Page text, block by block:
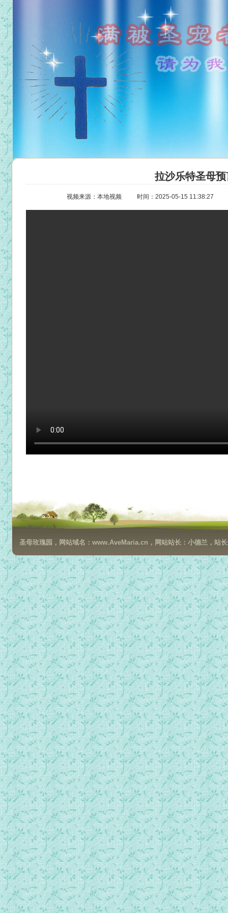
拉沙乐特圣母预
视频来源：本地视频 时间：2025-05-15 11:38:27
圣母玫瑰园，网站域名：www.AveMaria.cn，网站站长：小德兰，